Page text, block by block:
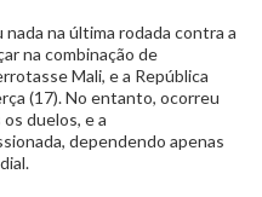
na última rodada contra a
na combinação de
Mali, e a República
(17). No entanto, ocorreu
duelos, e a
dependendo apenas